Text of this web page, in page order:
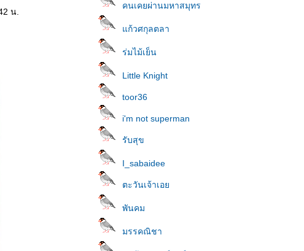
น.
คนเคยผ่านมหาสมุทร
ก้วศกุลตลา
ร่มไม้เย็น
Little Knight
toor36
i'm not superman
รับสุข
I_sabaidee
ตะวันเจ้าเอ
พันคม
มรรคณิชา